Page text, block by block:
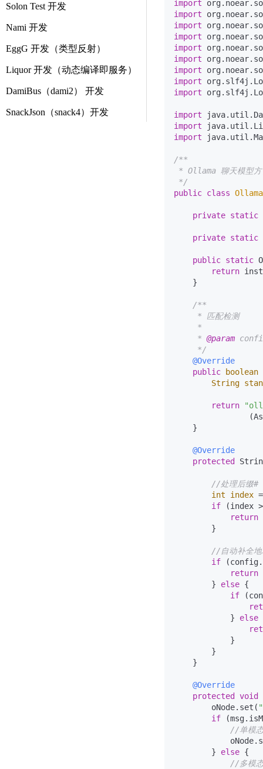
Solon Test 开发
Nami 开发
EggG 开发（类型反射）
Liquor 开发（动态编译即服务）
DamiBus（dami2） 开发
SnackJson（snack4）开发
import
import
import
import
import
import
import
import
import
import
import
import
/**
* Ollama 聊天模型方
*/
public class
private static
private static
public static
return
    }
/**
     * 匹配检测
     *
     *
@param
     */
@Override
public
boolean
String
return
    }
@Override
protected
//处理后缀#
int
index =
if (index
return
        }
//自动补全地
if
return
        }
else {
if
            }
else
            }
        }
    }
@Override
protected
void
        oNode.set(
if
//单模
        }
else {
//多模